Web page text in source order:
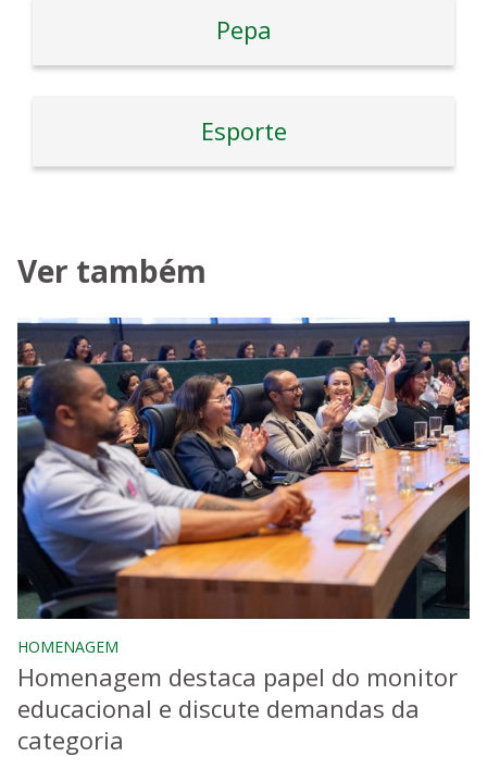
Pepa
Esporte
Ver também
HOMENAGEM
Homenagem destaca papel do monitor
educacional e discute demandas da
categoria